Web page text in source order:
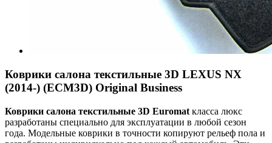
Коврики салона текстильные 3D LEXUS NX
(2014-) (ECM3D) Original Business
Коврики салона текстильные 3D Euromat класса люкс
разработаны специально для эксплуатации в любой сезон
года. Модельные коврики в точности копируют рельеф пола и